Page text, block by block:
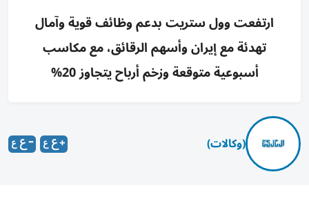
ارتفعت وول ستريت بدعم وظائف قوية وآمال
تهدئة مع إيران وأسهم الرقائق، مع مكاسب
أسبوعية متوقعة وزخم أرباح يتجاوز 20%
(وكالات)